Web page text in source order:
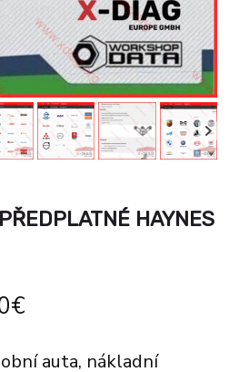
HAYNES
€
auta, nákladní